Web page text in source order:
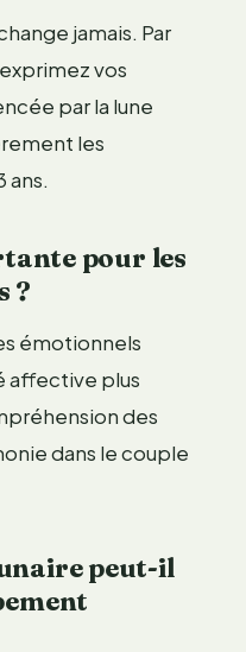
jamais. Par
vos
par la lune
les
ans.
pour les
?
émotionnels
affective plus
des
dans le couple
peut-il